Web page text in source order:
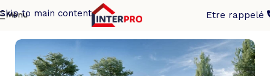
Skip to main content
Menu
Etre rappelé